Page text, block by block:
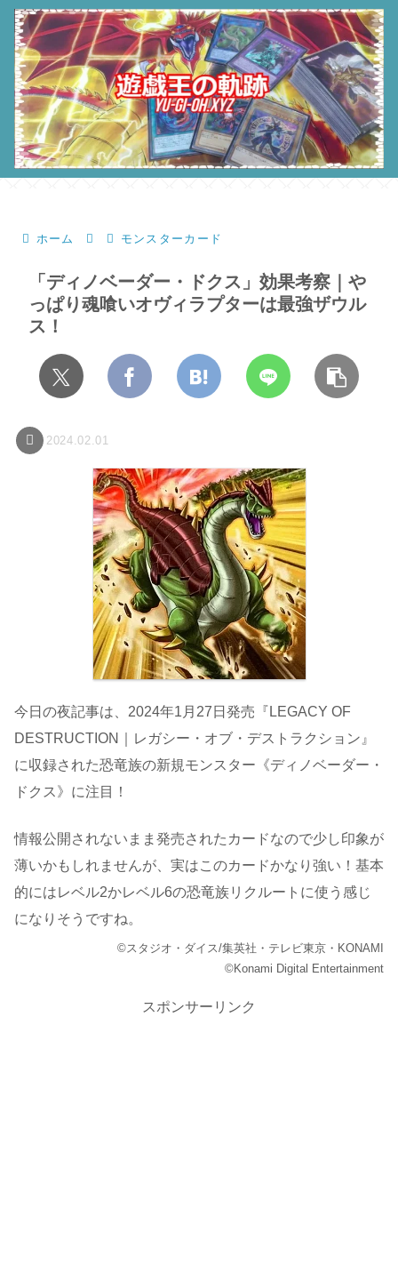
ホーム モンスターカード
「ディノベーダー・ドクス」効果考察｜や
っぱり魂喰いオヴィラプターは最強ザウル
ス！
2024.02.01
今日の夜記事は、2024年1月27日発売『LEGACY OF
DESTRUCTION｜レガシー・オブ・デストラクション』
に収録された恐竜族の新規モンスター《ディノベーダー・
ドクス》に注目！
情報公開されないまま発売されたカードなので少し印象が
薄いかもしれませんが、実はこのカードかなり強い！基本
的にはレベル2かレベル6の恐竜族リクルートに使う感じ
になりそうですね。
©スタジオ・ダイス/集英社・テレビ東京・KONAMI
©Konami Digital Entertainment
スポンサーリンク